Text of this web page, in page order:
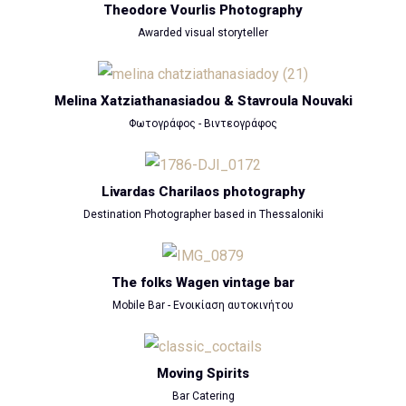
Theodore Vourlis Photography
Awarded visual storyteller
Melina Xatziathanasiadou & Stavroula Nouvaki
Φωτογράφος - Βιντεογράφος
Livardas Charilaos photography
Destination Photographer based in Thessaloniki
The folks Wagen vintage bar
Mobile Bar - Ενοικίαση αυτοκινήτου
Moving Spirits
Bar Catering